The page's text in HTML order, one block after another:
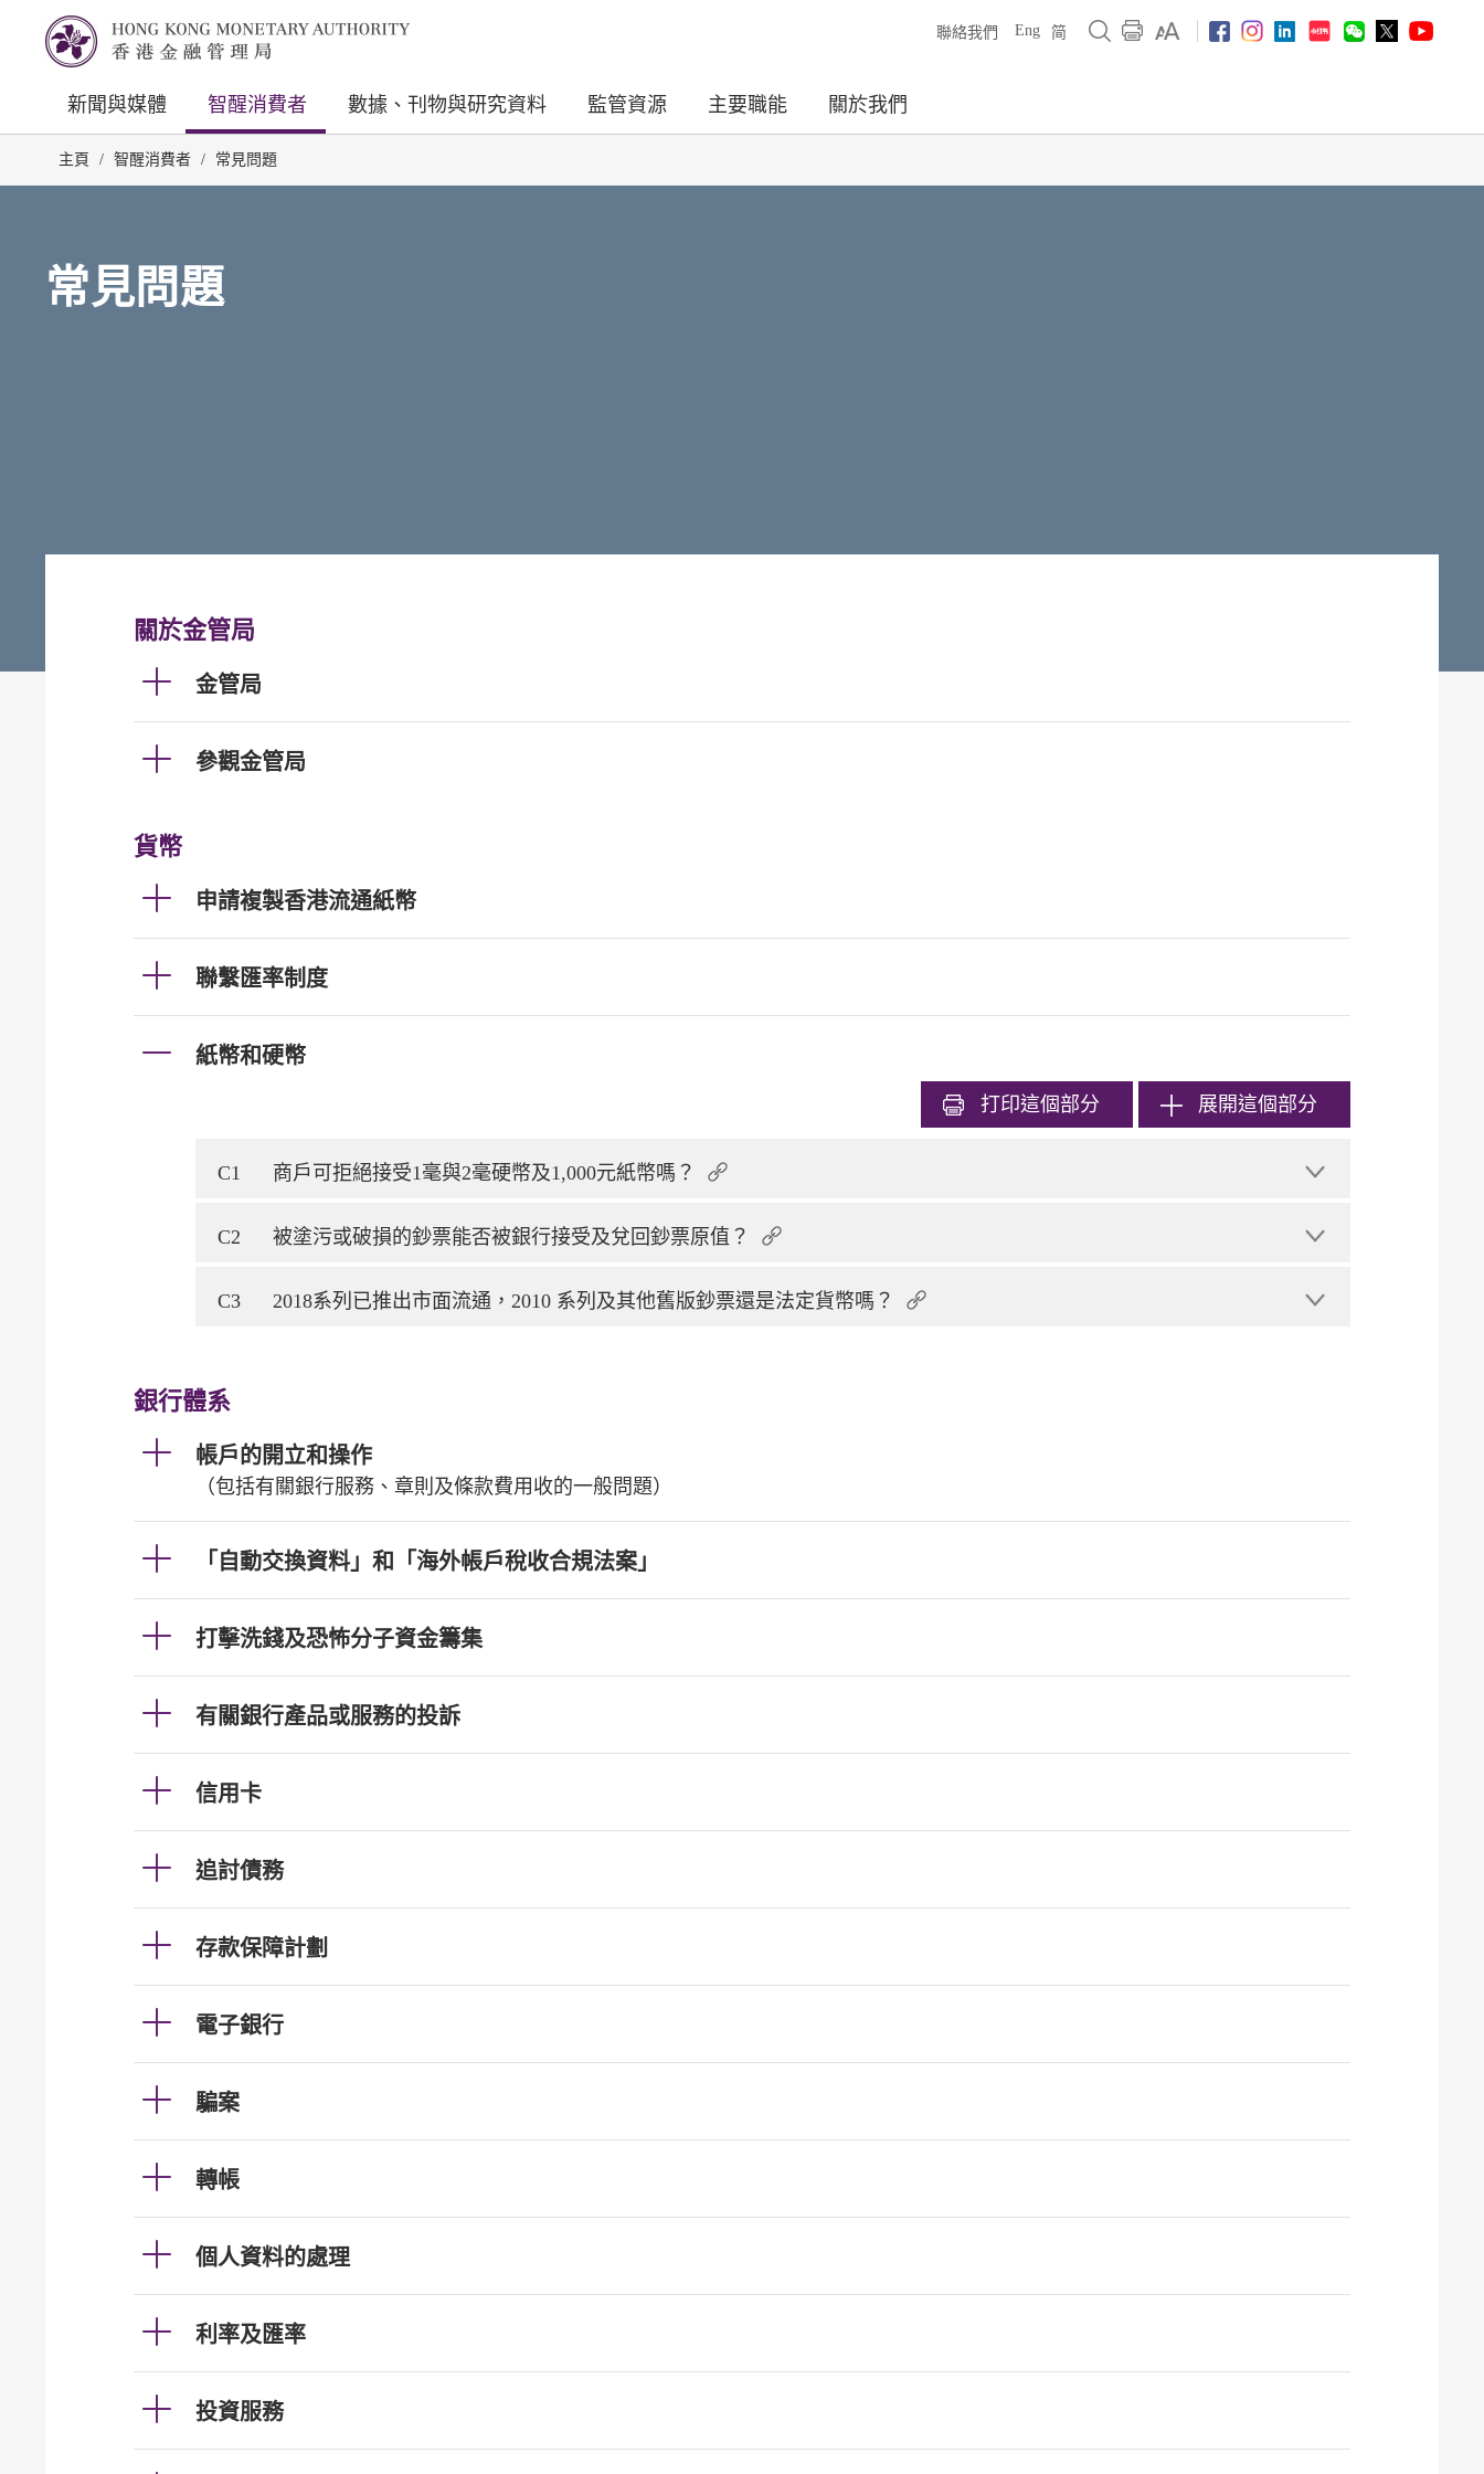
聯絡我們 Eng 简
新聞與媒體 智醒消費者 數據、刊物與研究資料 監管資源 主要職能 關於我們
主頁 / 智醒消費者 / 常見問題
常見問題
關於金管局
金管局
參觀金管局
貨幣
申請複製香港流通紙幣
聯繫匯率制度
紙幣和硬幣
打印這個部分 展開這個部分
C1 商戶可拒絕接受1毫與2毫硬幣及1,000元紙幣嗎？
C2 被塗污或破損的鈔票能否被銀行接受及兌回鈔票原值？
C3 2018系列已推出市面流通，2010 系列及其他舊版鈔票還是法定貨幣嗎？
銀行體系
帳戶的開立和操作
（包括有關銀行服務、章則及條款費用收的一般問題）
「自動交換資料」和「海外帳戶稅收合規法案」
打擊洗錢及恐怖分子資金籌集
有關銀行產品或服務的投訴
信用卡
追討債務
存款保障計劃
電子銀行
騙案
轉帳
個人資料的處理
利率及匯率
投資服務